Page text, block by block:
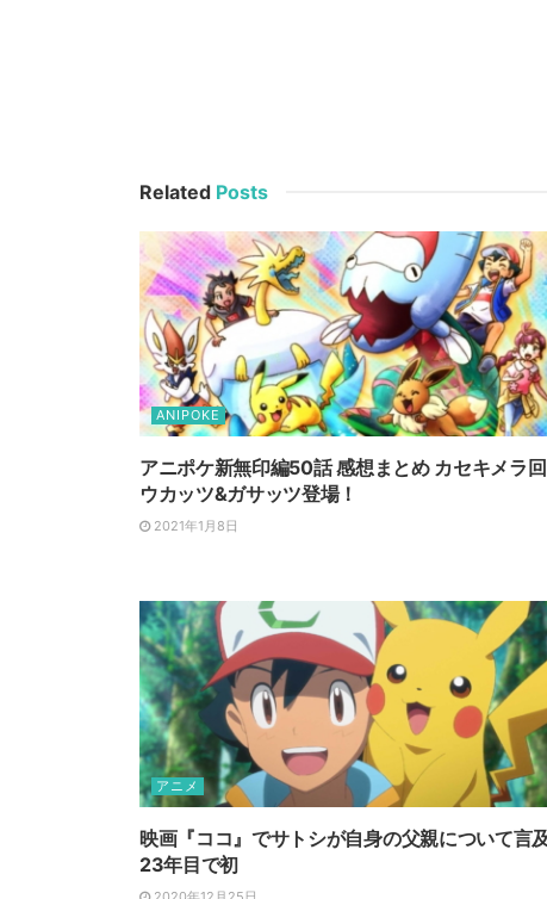
Related Posts
ANIPOKE
アニポケ新無印編50話 感想まとめ カセキメラ回
ウカッツ&ガサッツ登場！
2021年1月8日
アニメ
映画『ココ』でサトシが自身の父親について言及
23年目で初